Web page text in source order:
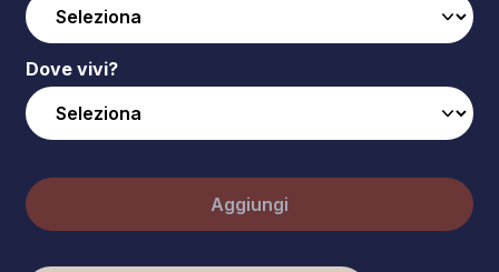
Dove vivi?
Aggiungi